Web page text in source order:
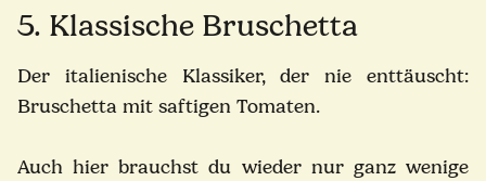
5. Klassische Bruschetta
Der italienische Klassiker, der nie enttäuscht:
Bruschetta mit saftigen Tomaten.
Auch hier brauchst du wieder nur ganz wenige